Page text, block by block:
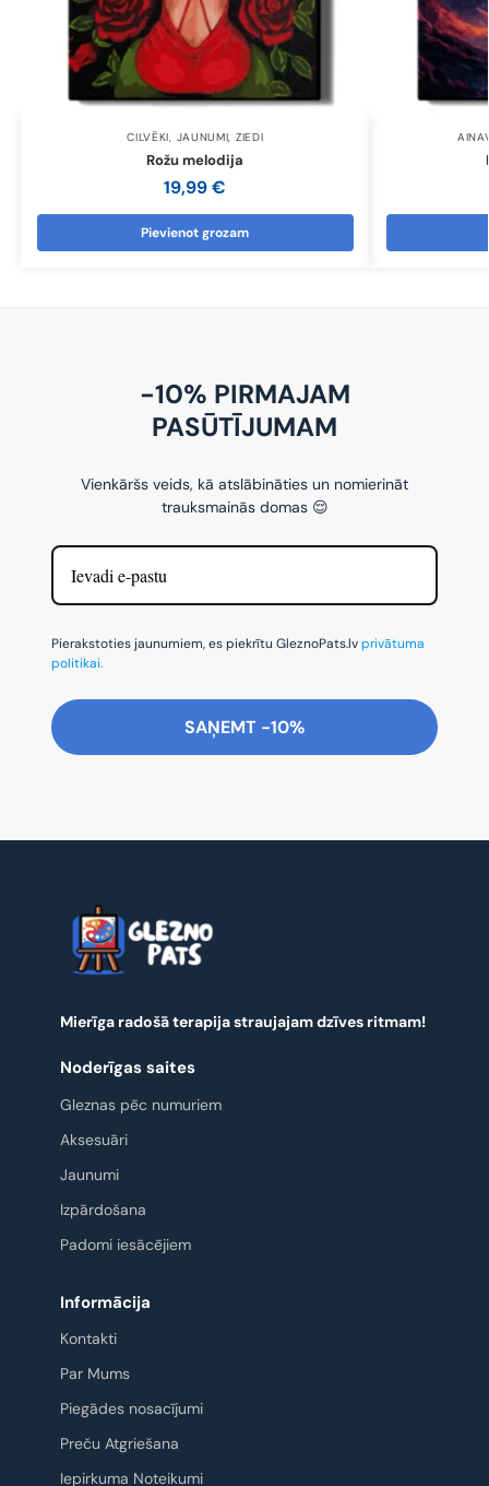
CILVĒKI, JAUNUMI, ZIEDI
Rožu melodija
19,99€
Pievienot grozam
-10% PIRMAJAM
PASŪTĪJUMAM
Vienkāršs veids, kā atslābināties un nomierināt
trauksmainās domas 😌
Pierakstoties jaunumiem, es piekrītu GleznoPats.lvprivātuma
politikai.
SAŅEMT -10%
Mierīga radošā terapija straujajam dzīves ritmam!
Noderīgas saites
Gleznas pēc numuriem
Aksesuāri
Jaunumi
Izpārdošana
Padomi iesācējiem
Informācija
Kontakti
Par Mums
Piegādes nosacījumi
Preču Atgriešana
Iepirkuma Noteikumi